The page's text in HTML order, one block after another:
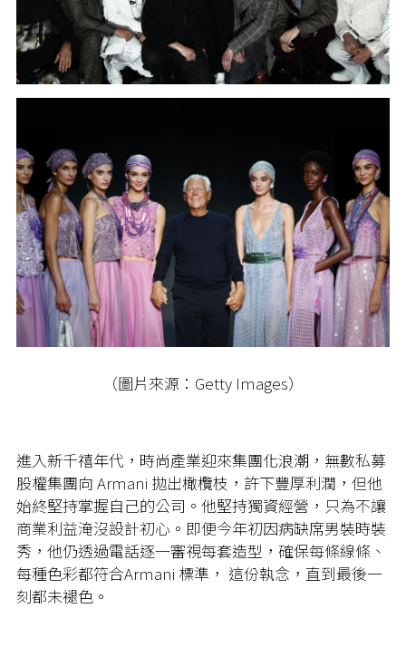
（圖片來源：Getty Images）
進入新千禧年代，時尚產業迎來集團化浪潮，無數私募
股權集團向 Armani 拋出橄欖枝，許下豐厚利潤，但他
始終堅持掌握自己的公司。他堅持獨資經營，只為不讓
商業利益淹沒設計初心。即便今年初因病缺席男裝時裝
秀，他仍透過電話逐一審視每套造型，確保每條線條、
每種色彩都符合Armani 標準， 這份執念，直到最後一
刻都未褪色。